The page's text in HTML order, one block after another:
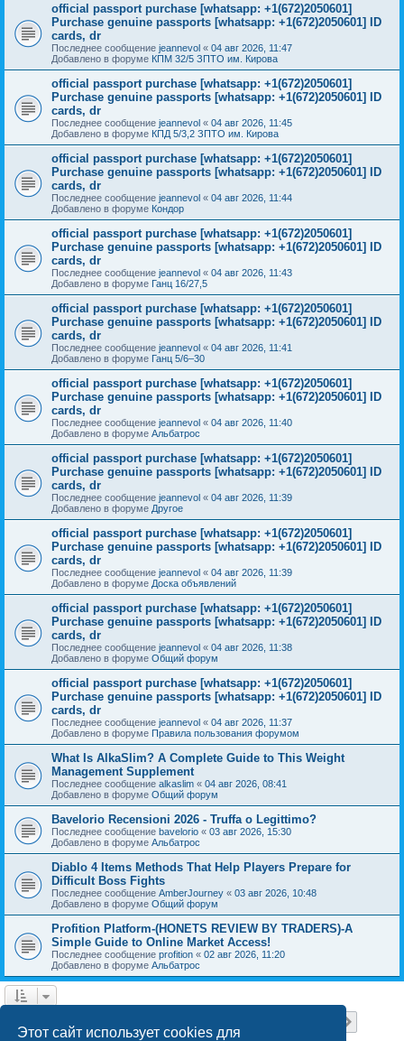
Этот сайт использует cookies для
official passport purchase [whatsapp: +1(672)2050601]
Purchase genuine passports [whatsapp: +1(672)2050601] ID
cards, dr
Последнее сообщение jeannevol « 04 авг 2026, 11:47
Добавлено в форуме КПМ 32/5 ЗПТО им. Кирова
official passport purchase [whatsapp: +1(672)2050601]
Purchase genuine passports [whatsapp: +1(672)2050601] ID
cards, dr
Последнее сообщение jeannevol « 04 авг 2026, 11:45
Добавлено в форуме КПД 5/3,2 ЗПТО им. Кирова
official passport purchase [whatsapp: +1(672)2050601]
Purchase genuine passports [whatsapp: +1(672)2050601] ID
cards, dr
Последнее сообщение jeannevol « 04 авг 2026, 11:44
Добавлено в форуме Кондор
official passport purchase [whatsapp: +1(672)2050601]
Purchase genuine passports [whatsapp: +1(672)2050601] ID
cards, dr
Последнее сообщение jeannevol « 04 авг 2026, 11:43
Добавлено в форуме Ганц 16/27,5
official passport purchase [whatsapp: +1(672)2050601]
Purchase genuine passports [whatsapp: +1(672)2050601] ID
cards, dr
Последнее сообщение jeannevol « 04 авг 2026, 11:41
Добавлено в форуме Ганц 5/6–30
official passport purchase [whatsapp: +1(672)2050601]
Purchase genuine passports [whatsapp: +1(672)2050601] ID
cards, dr
Последнее сообщение jeannevol « 04 авг 2026, 11:40
Добавлено в форуме Альбатрос
official passport purchase [whatsapp: +1(672)2050601]
Purchase genuine passports [whatsapp: +1(672)2050601] ID
cards, dr
Последнее сообщение jeannevol « 04 авг 2026, 11:39
Добавлено в форуме Другое
official passport purchase [whatsapp: +1(672)2050601]
Purchase genuine passports [whatsapp: +1(672)2050601] ID
cards, dr
Последнее сообщение jeannevol « 04 авг 2026, 11:39
Добавлено в форуме Доска объявлений
official passport purchase [whatsapp: +1(672)2050601]
Purchase genuine passports [whatsapp: +1(672)2050601] ID
cards, dr
Последнее сообщение jeannevol « 04 авг 2026, 11:38
Добавлено в форуме Общий форум
official passport purchase [whatsapp: +1(672)2050601]
Purchase genuine passports [whatsapp: +1(672)2050601] ID
cards, dr
Последнее сообщение jeannevol « 04 авг 2026, 11:37
Добавлено в форуме Правила пользования форумом
What Is AlkaSlim? A Complete Guide to This Weight
Management Supplement
Последнее сообщение alkaslim « 04 авг 2026, 08:41
Добавлено в форуме Общий форум
Bavelorio Recensioni 2026 - Truffa o Legittimo?
Последнее сообщение bavelorio « 03 авг 2026, 15:30
Добавлено в форуме Альбатрос
Diablo 4 Items Methods That Help Players Prepare for
Difficult Boss Fights
Последнее сообщение AmberJourney « 03 авг 2026, 10:48
Добавлено в форуме Общий форум
Profition Platform-(HONETS REVIEW BY TRADERS)-A
Simple Guide to Online Market Access!
Последнее сообщение profition « 02 авг 2026, 11:20
Добавлено в форуме Альбатрос